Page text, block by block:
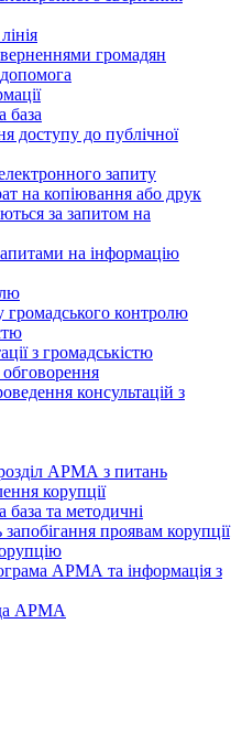
громадян
база
доступу до публічної
запиту
на копіювання або друк
за запитом на
на інформацію
контролю
з громадськістю
обговорення
консультацій з
АРМА з питань
корупції
та методичні
проявам корупції
АРМА та інформація з
АРМА